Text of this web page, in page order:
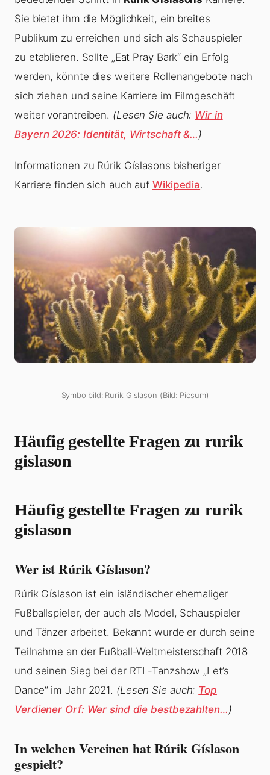
Sie bietet ihm die Möglichkeit, ein breites
Publikum zu erreichen und sich als Schauspieler
zu etablieren. Sollte „Eat Pray Bark“ ein Erfolg
werden, könnte dies weitere Rollenangebote nach
sich ziehen und seine Karriere im Filmgeschäft
weiter vorantreiben. (Lesen Sie auch: Wir in
Bayern 2026: Identität, Wirtschaft &…)
Informationen zu Rúrik Gíslasons bisheriger
Karriere finden sich auch auf Wikipedia.
Symbolbild: Rurik Gislason (Bild: Picsum)
Häufig gestellte Fragen zu rurik
gislason
Häufig gestellte Fragen zu rurik
gislason
Wer ist Rúrik Gíslason?
Rúrik Gíslason ist ein isländischer ehemaliger
Fußballspieler, der auch als Model, Schauspieler
und Tänzer arbeitet. Bekannt wurde er durch seine
Teilnahme an der Fußball-Weltmeisterschaft 2018
und seinen Sieg bei der RTL-Tanzshow „Let’s
Dance“ im Jahr 2021. (Lesen Sie auch: Top
Verdiener Orf: Wer sind die bestbezahlten…)
In welchen Vereinen hat Rúrik Gíslason
gespielt?